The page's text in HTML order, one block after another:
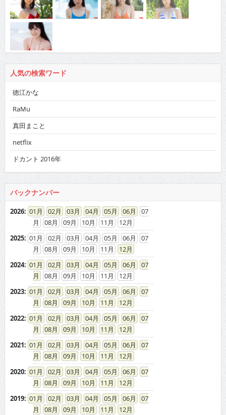
人気の検索ワード
徳江かな
RaMu
真田まこと
netflix
ドカント 2016年
バックナンバー
2026: 01 02 03 04 05 06
07
08
09 10 11
12
2025: 01 02 03 04 05 06
07
08
09 10 11
12
2024: 01 02 03 04 05 06
07
08
09 10 11
12
2023: 01 02 03 04 05 06
07
08
09 10 11
12
2022: 01 02 03 04 05 06
07
08
09 10 11
12
2021: 01 02 03 04 05 06
07
08
09 10 11
12
2020: 01 02 03 04 05 06
07
08
09 10 11
12
2019: 01 02 03 04 05 06
07
08
09 10 11
12